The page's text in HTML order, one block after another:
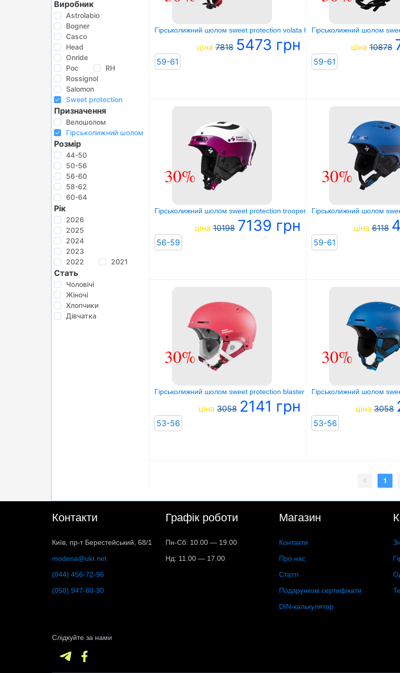
БІГ, ФІТНЕС, М'ЯЧІ
ВЕЛОСИПЕДИ
САМОКАТИ
ТЕНІС, БАДМІНТОН
ВОДНІ ВИДИ СПОРТУ
ТУРИЗМ
Виробник
Astrolabio
Bogner
Casco
Head
Onride
Poc
RH
Rossignol
Salomon
Sweet protection
Призначення
Велошолом
Гірськолижний шолом
Розмір
44-50
50-56
56-60
58-62
60-64
Рік
2026
2025
2024
2023
2022
2021
Стать
Чоловічі
Жіночі
Хлопчики
Дівчатка
Гірськолижний шолом sweet protection volata helmet
ціна 7818 5473 грн
59-61
Гірськолижний шолом
ціна 10878
59-61
30%
Гірськолижний шолом sweet protection trooper ii sl mips helmet w
ціна 10198 7139 грн
56-59
30%
Гірськолижний шолом
ціна 6118
59-61
30%
Гірськолижний шолом sweet protection blaster ii helmet jr
ціна 3058 2141 грн
53-56
30%
Гірськолижний шолом
ціна 3058
53-56
1
Контакти
Київ, пр-т Берестейський, 68/1
modena@ukr.net
(044) 456-72-96
(050) 947-60-30
Графік роботи
Пн-Сб: 10.00 — 19.00
Нд: 11.00 — 17.00
Магазин
Контакти
Про нас
Статті
Подарункові сертифікати
DIN-калькулятор
Слідкуйте за нами